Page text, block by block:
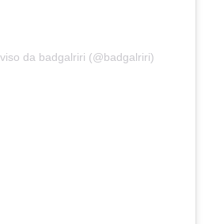
da badgalriri (@badgalriri)